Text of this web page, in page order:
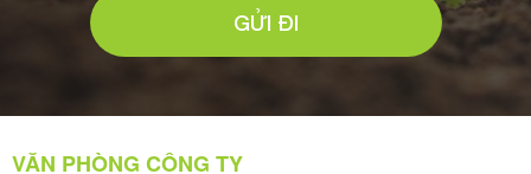
GỬI ĐI
VĂN PHÒNG CÔNG TY